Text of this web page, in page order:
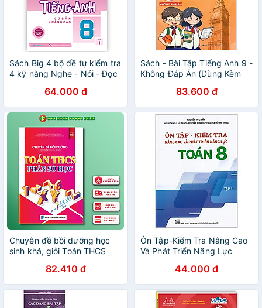
Sách Big 4 bộ đề tự kiểm tra
4 kỹ năng Nghe - Nói - Đọc
nâng cao) lớp 8 tập 1
(Global)
64.000 đ
Sách - Bài Tập Tiếng Anh 9 -
Không Đáp Án (Dùng Kèm
83.600 đ
Chuyên đề bồi dưỡng học
sinh khá, giỏi Toán THCS
82.410 đ
Ôn Tập-Kiểm Tra Nâng Cao
Và Phát Triển Năng Lực
44.000 đ